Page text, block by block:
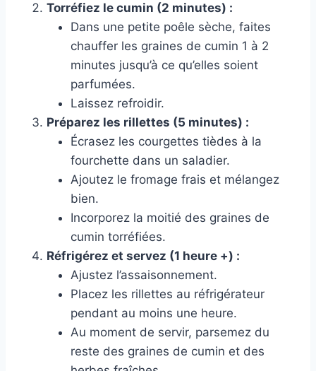
Torréfiez le cumin (2 minutes) :
Dans une petite poêle sèche, faites
chauffer les graines de cumin 1 à 2
minutes jusqu’à ce qu’elles soient
parfumées.
Laissez refroidir.
Préparez les rillettes (5 minutes) :
Écrasez les courgettes tièdes à la
fourchette dans un saladier.
Ajoutez le fromage frais et mélangez
bien.
Incorporez la moitié des graines de
cumin torréfiées.
Réfrigérez et servez (1 heure +) :
Ajustez l’assaisonnement.
Placez les rillettes au réfrigérateur
pendant au moins une heure.
Au moment de servir, parsemez du
reste des graines de cumin et des